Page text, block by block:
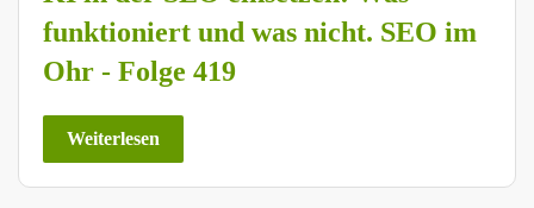
funktioniert und was nicht. SEO im
Ohr - Folge 419
Weiterlesen